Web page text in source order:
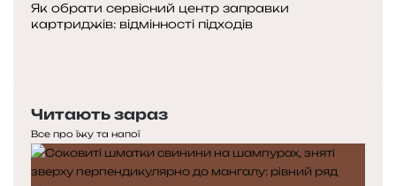
Як обрати сервісний центр заправки
картриджів: відмінності підходів
Читають зараз
Все про їжу та напої